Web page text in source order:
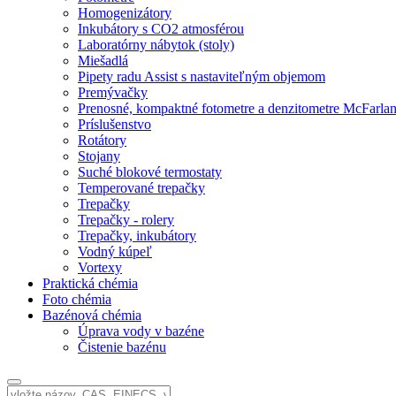
Homogenizátory
Inkubátory s CO2 atmosférou
Laboratórny nábytok (stoly)
Miešadlá
Pipety radu Assist s nastaviteľným objemom
Premývačky
Prenosné, kompaktné fotometre a denzitometre
Príslušenstvo
Rotátory
Stojany
Suché blokové termostaty
Temperované trepačky
Trepačky
Trepačky - rolery
Trepačky, inkubátory
Vodný kúpeľ
Vortexy
Praktická chémia
Foto chémia
Bazénová chémia
Úprava vody v bazéne
Čistenie bazénu